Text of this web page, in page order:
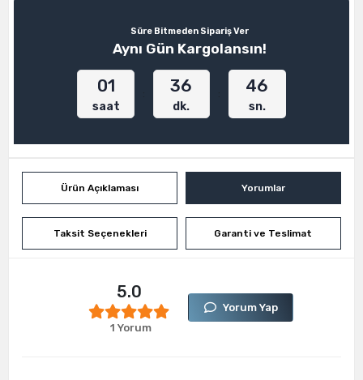
Süre Bitmeden Sipariş Ver
Aynı Gün Kargolansın!
01
saat
36
dk.
46
sn.
Ürün Açıklaması Yorumlar
Taksit Seçenekleri Garanti ve Teslimat
5.0
1 Yorum
Yorum Yap